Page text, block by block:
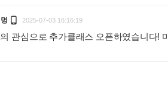
 2025-07-03 16:16:19
관심으로 추가클래스 오픈하였습니다!